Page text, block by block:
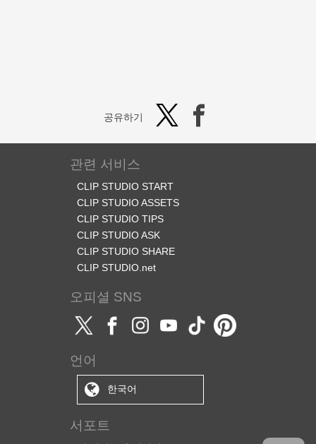
공유하기
관련 서비스
CLIP STUDIO START
CLIP STUDIO ASSETS
CLIP STUDIO TIPS
CLIP STUDIO ASK
CLIP STUDIO SHARE
CLIP STUDIO.net
오피셜 SNS
언어
한국어
서포트